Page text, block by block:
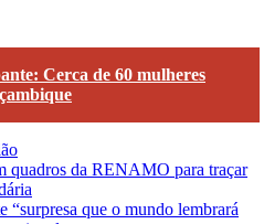
Cerca de 60 mulheres
quadros da RENAMO para traçar
“surpresa que o mundo lembrará